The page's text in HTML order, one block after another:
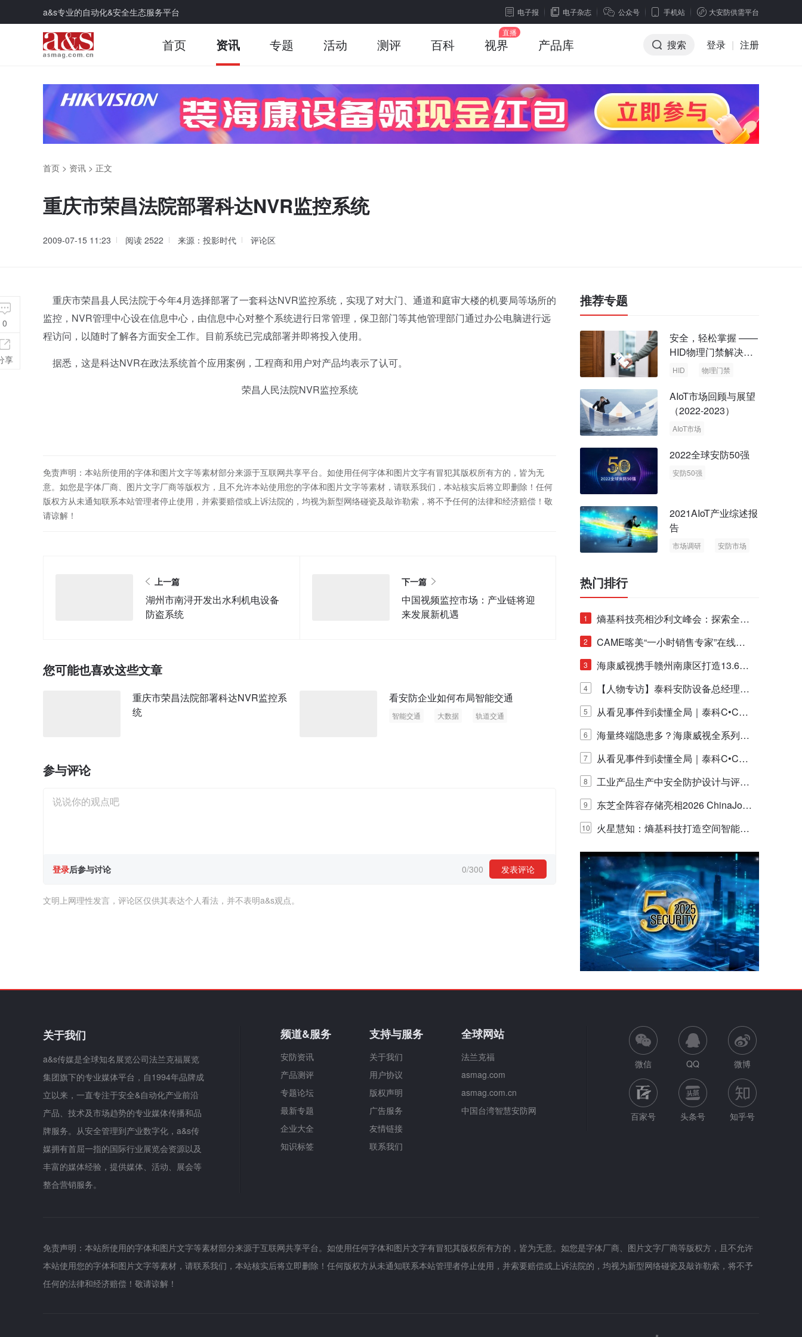
a&s专业的自动化&安全生态服务平台 电子报 电子杂志 公众号 手机站 大安防供需平台
首页 资讯 专题 活动 测评 百科 视界 产品库 搜索 登录 | 注册
首页 > 资讯 > 正文
重庆市荣昌法院部署科达NVR监控系统
2009-07-15 11:23 阅读 2522 来源：投影时代 评论区
重庆市荣昌县人民法院于今年4月选择部署了一套科达NVR监控系统，实现了对大门、通道和庭审大楼的机要局等场所的
监控，NVR管理中心设在信息中心，由信息中心对整个系统进行日常管理，保卫部门等其他管理部门通过办公电脑进行远
程访问，以随时了解各方面安全工作。目前系统已完成部署并即将投入使用。
据悉，这是科达NVR在政法系统首个应用案例，工程商和用户对产品均表示了认可。
荣昌人民法院NVR监控系统
免责声明：本站所使用的字体和图片文字等素材部分来源于互联网共享平台。如使用任何字体和图片文字有冒犯其版权所有方的，皆为无
意。如您是字体厂商、图片文字厂商等版权方，且不允许本站使用您的字体和图片文字等素材，请联系我们，本站核实后将立即删除！任何
版权方从未通知联系本站管理者停止使用，并索要赔偿或上诉法院的，均视为新型网络碰瓷及敲诈勒索，将不予任何的法律和经济赔偿！敬
请谅解！
上一篇
湖州市南浔开发出水利机电设备
防盗系统
下一篇
中国视频监控市场：产业链将迎
来发展新机遇
您可能也喜欢这些文章
重庆市荣昌法院部署科达NVR监控系
统
看安防企业如何布局智能交通
智能交通 大数据
轨道交通
参与评论
登录后参与讨论 0/300 发表评论
文明上网理性发言，评论区仅供其表达个人看法，并不表明a&s观点。
0
享
推荐专题
安全，轻松掌握 ——
HID物理门禁解决方
案，启动智慧安全新
HID 物理门禁
AIoT市场回顾与展望
（2022-2023）
AIoT市场
2022全球安防50强
安防50强
2021AIoT产业综述报
告
市场调研
安防市场
热门排行
1
熵基科技亮相沙利文峰会：探索全栈
脑机技术商业化生态新路径
2
CAME喀美“一小时销售专家”在线赋
能培训正式启动！
3
海康威视携手赣州南康区打造13.6公
里绿波网
4
【人物专访】泰科安防设备总经理张
宁解码安防出海新范式
5
从看见事件到读懂全局｜泰科C•CUR
E IQ 3.20开启安防运营智能新时代
6
海量终端隐患多？海康威视全系列物
联安全产品，四层守护更放心！
7
从看见事件到读懂全局｜泰科C•CUR
E IQ 3.20开启安防运营智能新时代
8
工业产品生产中安全防护设计与评估
的实践与探讨
9
东芝全阵容存储亮相2026 ChinaJo
y，以海量数据底座赋能“与AI同游”新
体验
10
火星慧知：熵基科技打造空间智能时
代的认知中枢
关于我们
a&s传媒是全球知名展览公司法兰克福展览
集团旗下的专业媒体平台，自1994年品牌成
立以来，一直专注于安全&自动化产业前沿
产品、技术及市场趋势的专业媒体传播和品
牌服务。从安全管理到产业数字化，a&s传
媒拥有首屈一指的国际行业展览会资源以及
丰富的媒体经验，提供媒体、活动、展会等
整合营销服务。
频道&服务
安防资讯
产品测评
专题论坛
最新专题
企业大全
知识标签
支持与服务
关于我们
用户协议
版权声明
广告服务
友情链接
联系我们
全球网站
法兰克福
asmag.com
asmag.com.cn
中国台湾智慧安防网
微信 QQ 微博
百家号 头条号 知乎号
免责声明：本站所使用的字体和图片文字等素材部分来源于互联网共享平台。如使用任何字体和图片文字有冒犯其版权所有方的，皆为无意。如您是字体厂商、图片文字厂商等版权方，且不允许
本站使用您的字体和图片文字等素材，请联系我们，本站核实后将立即删除！任何版权方从未通知联系本站管理者停止使用，并索要赔偿或上诉法院的，均视为新型网络碰瓷及敲诈勒索，将不予
任何的法律和经济赔偿！敬请谅解！